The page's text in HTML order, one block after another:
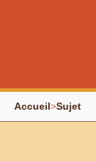
Accueil>Sujet